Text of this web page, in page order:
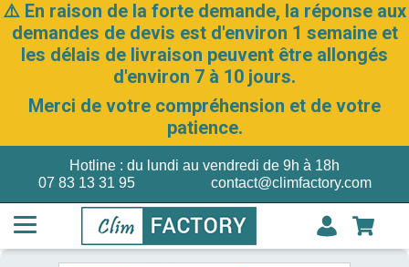
⚠️ En raison de la forte demande, la réponse aux
demandes de devis est d'environ 1 semaine et
les délais de livraison peuvent être allongés
d'environ 7 à 10 jours.
Merci de votre compréhension et de votre
patience.
07 83 13 31 95
Hotline : du lundi au vendredi de 9h à 18h
contact@climfactory.com